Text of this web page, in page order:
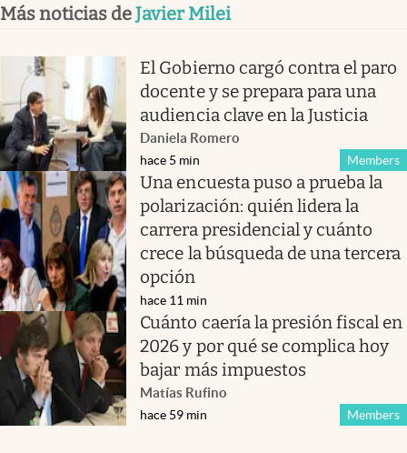
Más noticias deJavier Milei
El Gobierno cargó contra el paro
docente y se prepara para una
audiencia clave en la Justicia
Daniela Romero
Members
hace 5 min
Una encuesta puso a prueba la
polarización: quién lidera la
carrera presidencial y cuánto
crece la búsqueda de una tercera
opción
hace 11 min
Cuánto caería la presión fiscal en
2026 y por qué se complica hoy
bajar más impuestos
Matías Rufino
Members
hace 59 min